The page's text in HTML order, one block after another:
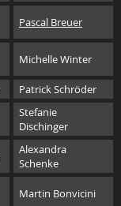
Pascal Breuer
Michelle Winter
Patrick Schröder
Stefanie
Dischinger
Alexandra
Schenke
Martin Bonvicini